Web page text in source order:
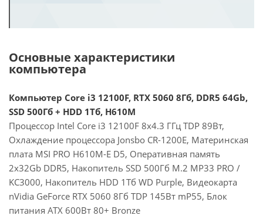
Основные характеристики
компьютера
Компьютер Core i3 12100F, RTX 5060 8Гб, DDR5 64Gb,
SSD 500Гб + HDD 1Тб, H610M
Процессор Intel Core i3 12100F 8x4.3 ГГц TDP 89Вт,
Охлаждение процессора Jonsbo CR-1200E, Материнская
плата MSI PRO H610M-E D5, Оперативная память
2x32Gb DDR5, Накопитель SSD 500Гб M.2 MP33 PRO /
KC3000, Накопитель HDD 1Тб WD Purple, Видеокарта
nVidia GeForce RTX 5060 8Гб TDP 145Вт mP55, Блок
питания ATX 600Вт 80+ Bronze